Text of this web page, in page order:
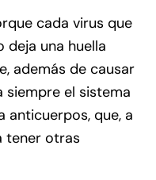
cada virus que
deja una huella
además de causar
siempre el sistema
anticuerpos, que, a
tener otras